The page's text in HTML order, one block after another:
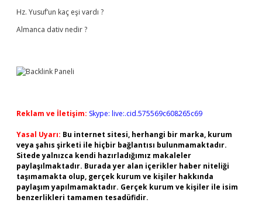
Hz. Yusuf’un kaç eşi vardı ?
Almanca dativ nedir ?
Reklam ve İletişim: Skype: live:.cid.575569c608265c69
Yasal Uyarı: Bu internet sitesi, herhangi bir marka, kurum
veya şahıs şirketi ile hiçbir bağlantısı bulunmamaktadır.
Sitede yalnızca kendi hazırladığımız makaleler
paylaşılmaktadır. Burada yer alan içerikler haber niteliği
taşımamakta olup, gerçek kurum ve kişiler hakkında
paylaşım yapılmamaktadır. Gerçek kurum ve kişiler ile isim
benzerlikleri tamamen tesadüfidir.